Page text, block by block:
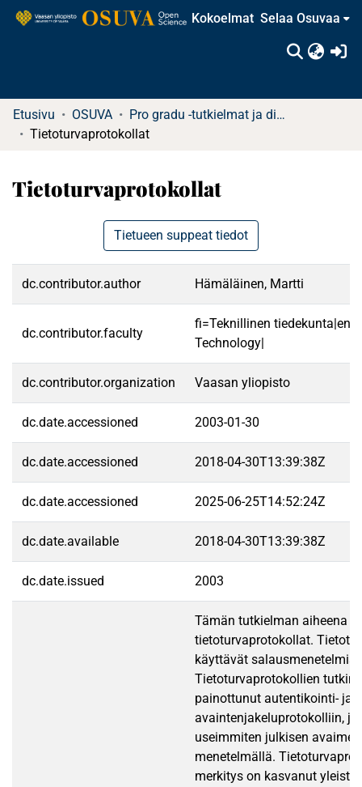
Kokoelmat Selaa Osuvaa
Etusivu OSUVA
Pro gradu -tutkielmat ja diplomityöt
Tietoturvaprotokollat
Tietoturvaprotokollat
Tietueen suppeat tiedot
dc.contributor.author Hämäläinen, Martti
dc.contributor.faculty
fi=Teknillinen
Technology|
dc.contributor.organization Vaasan yliopisto
dc.date.accessioned 2003-01-30
dc.date.accessioned 2018-04-30T13:39:38Z
dc.date.accessioned 2025-06-25T14:52:24Z
dc.date.available 2018-04-30T13:39:38Z
dc.date.issued 2003
Tämän tutkielman aiheena
tietoturvaprotokollat.
käyttävät salausmenetelmiä.
Tietoturvaprotokollien
painottunut autentikointi- ja
avaintenjakeluprotokolliin,
useimmiten julkisen avaimen
menetelmällä.
merkitys on kasvanut